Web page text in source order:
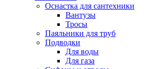
Оснастка для сантехники
Вантузы
Тросы
Паяльники для труб
Подводки
Для воды
Для газа